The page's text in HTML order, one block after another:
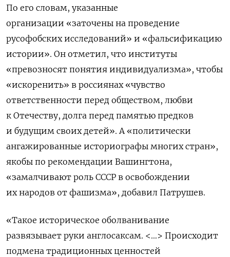
По его словам, указанные
организации «заточены на проведение
русофобских исследований» и «фальсификацию
истории». Он отметил, что институты
«превозносят понятия индивидуализма», чтобы
«искоренить» в россиянах «чувство
ответственности перед обществом, любви
к Отечеству, долга перед памятью предков
и будущим своих детей».А «политически
ангажированные историографы многих стран»,
якобы по рекомендации Вашингтона,
«замалчивают роль СССР в освобождении
их народов от фашизма», добавил Патрушев.
«Такое историческое оболванивание
развязывает руки англосаксам. <…> Происходит
подмена традиционных ценностей